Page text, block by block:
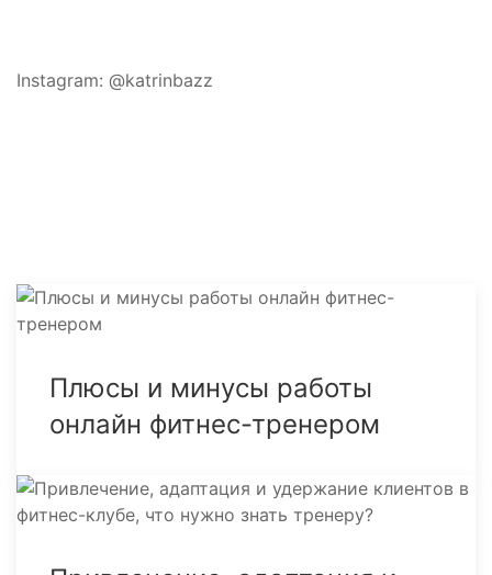
Instagram: @katrinbazz
Плюсы и минусы работы
онлайн фитнес-тренером